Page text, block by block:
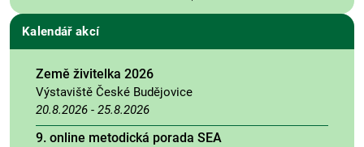
Kalendář akcí
Země živitelka 2026
Výstaviště České Budějovice
20.8.2026 - 25.8.2026
9. online metodická porada SEA